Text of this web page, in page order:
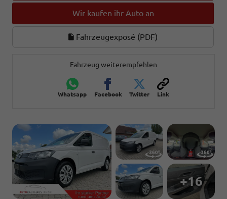
Wir kaufen ihr Auto an
Fahrzeugexposé (PDF)
Fahrzeug weiterempfehlen
Whatsapp Facebook Twitter Link
+16